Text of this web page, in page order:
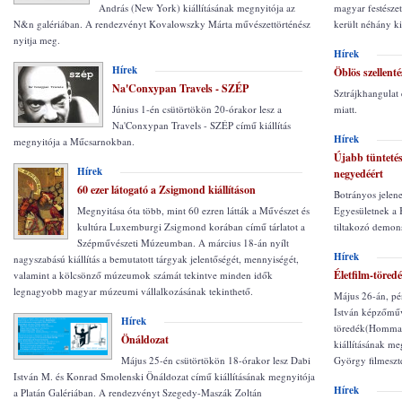
András (New York) kiállításának megnyitója az
N&n galériában. A rendezvényt Kovalowszky Márta művészettörténész
nyitja meg.
Hírek
Na'Conxypan Travels - SZÉP
Június 1-én csütörtökön 20-órakor lesz a
Na'Conxypan Travels - SZÉP című kiállítás
megnyitója a Műcsarnokban.
Hírek
60 ezer látogató a Zsigmond kiállításon
Megnyitása óta több, mint 60 ezren látták a Művészet és
kultúra Luxemburgi Zsigmond korában című tárlatot a
Szépművészeti Múzeumban. A március 18-án nyílt
nagyszabású kiállítás a bemutatott tárgyak jelentőségét, mennyiségét,
valamint a kölcsönző múzeumok számát tekintve minden idők
legnagyobb magyar múzeumi vállalkozásának tekinthető.
Hírek
Önáldozat
Május 25-én csütörtökön 18-órakor lesz Dabi
István M. és Konrad Smolenski Önáldozat című kiállításának megnyitója
a Platán Galériában. A rendezvényt Szegedy-Maszák Zoltán
magyar
került néhány
Hírek
Öblös
Sztrájkhangulat
miatt.
Hírek
Újabb
negyedéért
Botrányos
Egyesületnek a
tiltakozó
Hírek
Életfilm-
Május 26-án,
István
kiállításának
György
Hírek